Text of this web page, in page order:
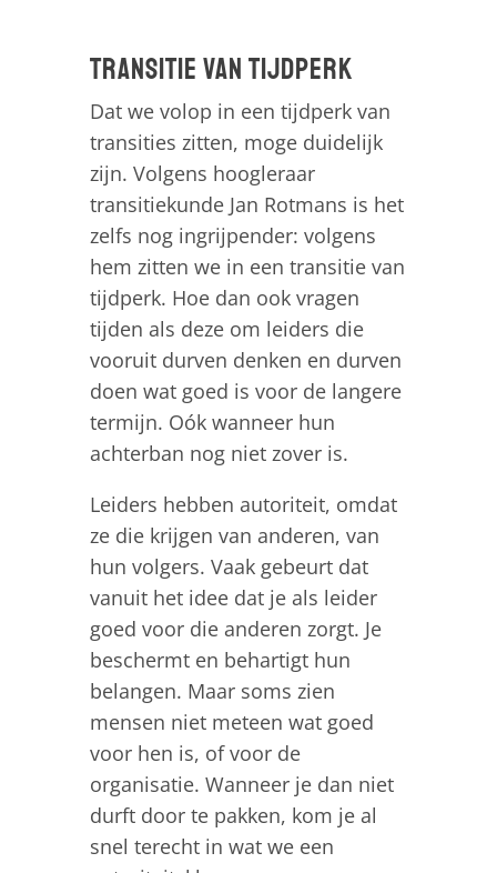
Transitie van tijdperk
Dat we volop in een tijdperk van
transities zitten, moge duidelijk
zijn. Volgens hoogleraar
transitiekunde Jan Rotmans is het
zelfs nog ingrijpender: volgens
hem zitten we in een transitie van
tijdperk. Hoe dan ook vragen
tijden als deze om leiders die
vooruit durven denken en durven
doen wat goed is voor de langere
termijn. Oók wanneer hun
achterban nog niet zover is.
Leiders hebben autoriteit, omdat
ze die krijgen van anderen, van
hun volgers. Vaak gebeurt dat
vanuit het idee dat je als leider
goed voor die anderen zorgt. Je
beschermt en behartigt hun
belangen. Maar soms zien
mensen niet meteen wat goed
voor hen is, of voor de
organisatie. Wanneer je dan niet
durft door te pakken, kom je al
snel terecht in wat we een